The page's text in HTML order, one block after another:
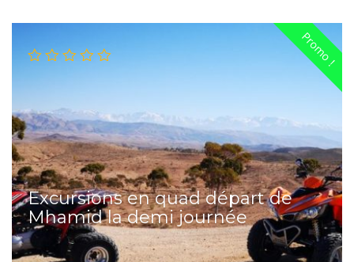
Promo !
Excursions en quad départ de
Mhamid la demi journée